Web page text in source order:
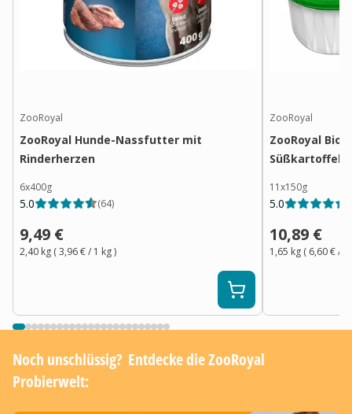
ZooRoyal
ZooRoyal Hunde-Nassfutter mit
Rinderherzen
6x400g
5.0 (64)
9,49 €
2,40 kg (3,96 €/ 1 kg)
ZooRoyal
ZooRoyal Bio
Süßkartoffel
11x150g
5.0
10,89 €
1,65 kg ( 6,60 €/ 1
Noch unschlüssig? ​ Entdecke die ZooRoyal
Probierwelt: